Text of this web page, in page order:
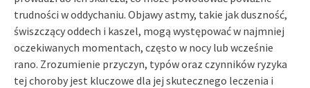
trudności w oddychaniu. Objawy astmy, takie jak duszność,
świszczący oddech i kaszel, mogą występować w najmniej
oczekiwanych momentach, często w nocy lub wcześnie
rano. Zrozumienie przyczyn, typów oraz czynników ryzyka
tej choroby jest kluczowe dla jej skutecznego leczenia i